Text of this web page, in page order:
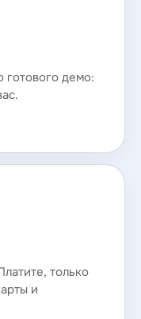
готового демо:
только
и